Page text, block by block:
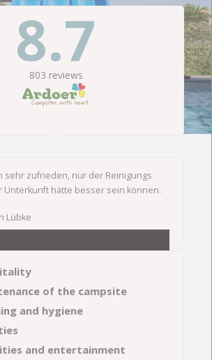
8.7
803 reviews
sehr zufrieden, nur der Reinigungs
Unterkunft hätte besser sein können.
Lübke
of the campsite
and hygiene
and entertainment